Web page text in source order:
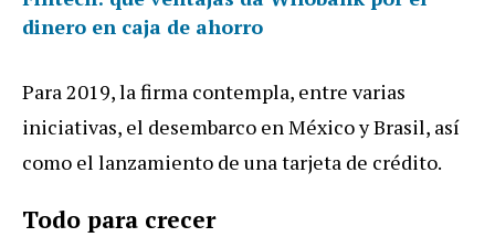
dinero en caja de ahorro
Para 2019, la firma contempla, entre varias
iniciativas, el desembarco en México y Brasil, así
como el lanzamiento de una tarjeta de crédito.
Todo para crecer